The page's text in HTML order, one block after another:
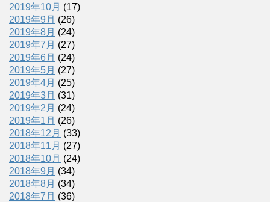
2019年10月 (17)
2019年9月 (26)
2019年8月 (24)
2019年7月 (27)
2019年6月 (24)
2019年5月 (27)
2019年4月 (25)
2019年3月 (31)
2019年2月 (24)
2019年1月 (26)
2018年12月 (33)
2018年11月 (27)
2018年10月 (24)
2018年9月 (34)
2018年8月 (34)
2018年7月 (36)